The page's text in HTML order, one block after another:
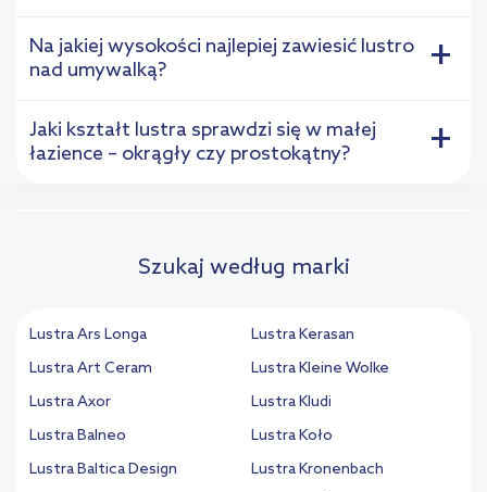
Na jakiej wysokości najlepiej zawiesić lustro
nad umywalką?
+
Jaki kształt lustra sprawdzi się w małej
łazience – okrągły czy prostokątny?
+
Szukaj według marki
Lustra Ars Longa
Lustra Art Ceram
Lustra Axor
Lustra Balneo
Lustra Baltica Design
Lustra Kerasan
Lustra Kleine Wolke
Lustra Kludi
Lustra Koło
Lustra Kronenbach